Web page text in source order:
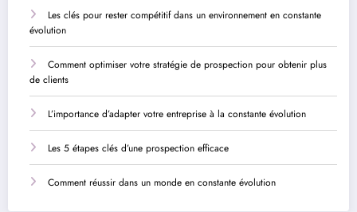
Les clés pour rester compétitif dans un environnement en constante
évolution
Comment optimiser votre stratégie de prospection pour obtenir plus
de clients
L’importance d’adapter votre entreprise à la constante évolution
Les 5 étapes clés d’une prospection efficace
Comment réussir dans un monde en constante évolution